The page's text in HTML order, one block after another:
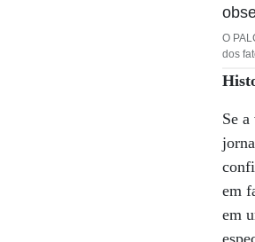
O
dos
Se
em
em